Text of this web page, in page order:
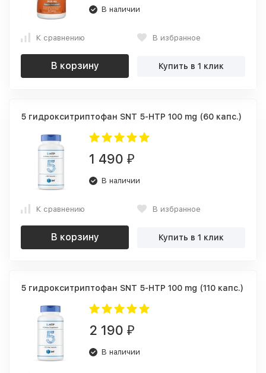
В наличии
К сравнению В избранное
В корзину Купить в 1 клик
5 гидрокситриптофан SNT 5-HTP 100 mg (60 капс.)
1 490 ₽
В наличии
К сравнению В избранное
В корзину Купить в 1 клик
5 гидрокситриптофан SNT 5-HTP 100 mg (110 капс.)
2 190 ₽
В наличии